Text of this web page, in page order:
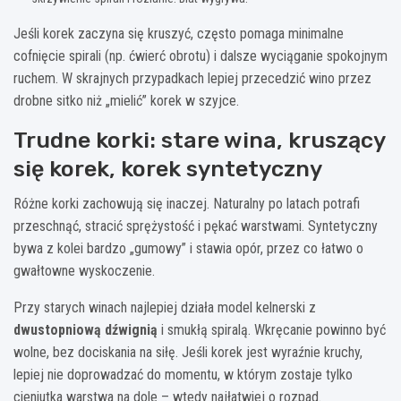
Jeśli korek zaczyna się kruszyć, często pomaga minimalne
cofnięcie spirali (np. ćwierć obrotu) i dalsze wyciąganie spokojnym
ruchem. W skrajnych przypadkach lepiej przecedzić wino przez
drobne sitko niż „mielić” korek w szyjce.
Trudne korki: stare wina, kruszący
się korek, korek syntetyczny
Różne korki zachowują się inaczej. Naturalny po latach potrafi
przeschnąć, stracić sprężystość i pękać warstwami. Syntetyczny
bywa z kolei bardzo „gumowy” i stawia opór, przez co łatwo o
gwałtowne wyskoczenie.
Przy starych winach najlepiej działa model kelnerski z
dwustopniową dźwignią i smukłą spiralą. Wkręcanie powinno być
wolne, bez dociskania na siłę. Jeśli korek jest wyraźnie kruchy,
lepiej nie doprowadzać do momentu, w którym zostaje tylko
cieniutka warstwa na dole – wtedy najłatwiej o rozpad.